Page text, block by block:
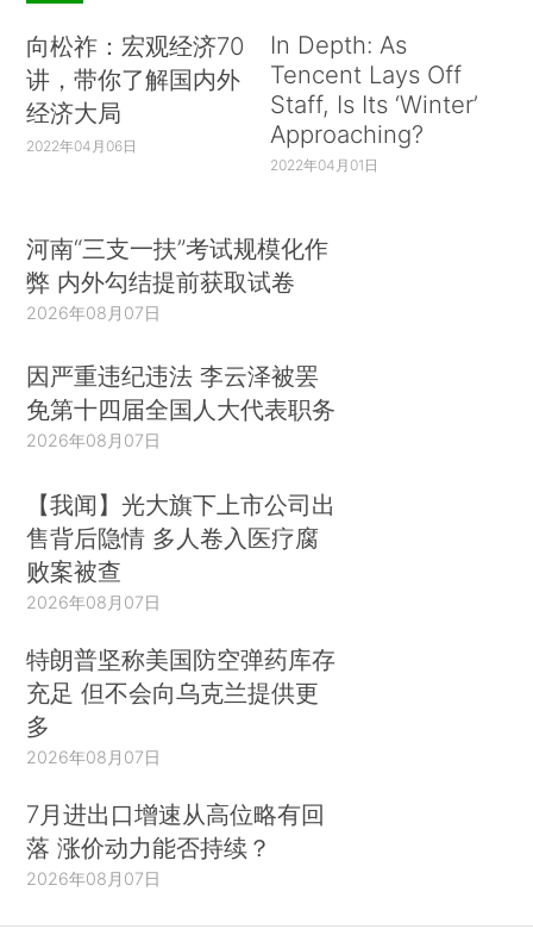
向松祚：宏观经济70
讲，带你了解国内外
经济大局
2022年04月06日
In Depth: As
Tencent Lays Off
Staff, Is Its ‘Winter’
Approaching?
2022年04月01日
河南“三支一扶”考试规模化作
弊 内外勾结提前获取试卷
2026年08月07日
因严重违纪违法 李云泽被罢
免第十四届全国人大代表职务
2026年08月07日
【我闻】光大旗下上市公司出
售背后隐情 多人卷入医疗腐
败案被查
2026年08月07日
特朗普坚称美国防空弹药库存
充足 但不会向乌克兰提供更
多
2026年08月07日
7月进出口增速从高位略有回
落 涨价动力能否持续？
2026年08月07日